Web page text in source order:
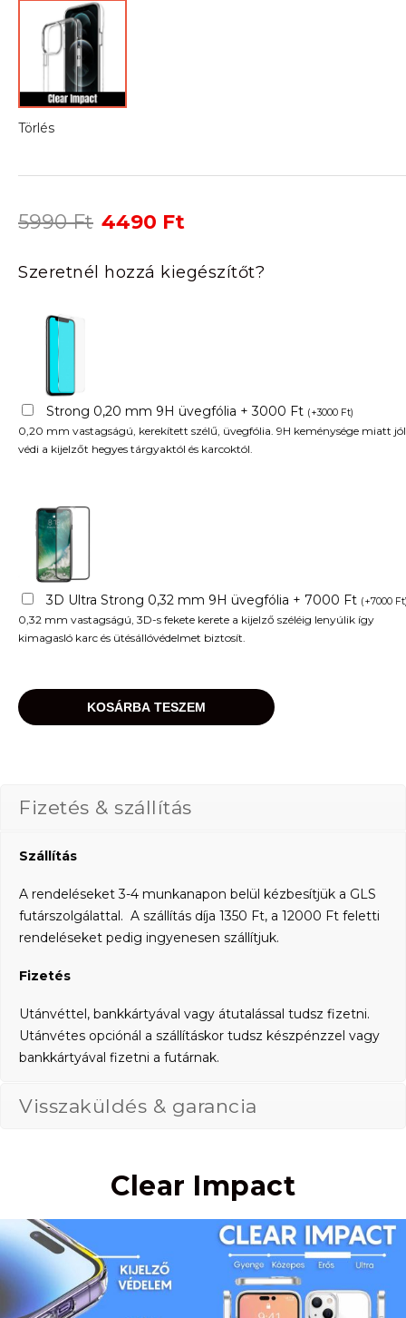
Törlés
5990Ft Original
was:
5990 Ft.
4490 Ft
is:
4490 Ft.
Szeretnél hozzá kiegészítőt?
Strong 0,20 mm 9H üvegfólia + 3000 Ft (+3000 Ft)
0,20 mm vastagságú, kerekített szélű, üvegfólia. 9H keménysége miatt jól
védi a kijelzőt hegyes tárgyaktól és karcoktól.
3D Ultra Strong 0,32 mm 9H üvegfólia + 7000 Ft (+7000 Ft
0,32 mm vastagságú, 3D-s fekete kerete a kijelző széléig lenyúlik így
kimagasló karc és ütésállóvédelmet biztosít.
KOSÁRBA TESZEM
Fizetés & szállítás
Szállítás
A rendeléseket 3-4 munkanapon belül kézbesítjük a GLS
futárszolgálattal. A szállítás díja 1350 Ft, a 12000 Ft feletti
rendeléseket pedig ingyenesen szállítjuk.
Fizetés
Utánvéttel, bankkártyával vagy átutalással tudsz fizetni.
Utánvétes opciónál a szállításkor tudsz készpénzzel vagy
bankkártyával fizetni a futárnak.
Visszaküldés & garancia
Clear Impact